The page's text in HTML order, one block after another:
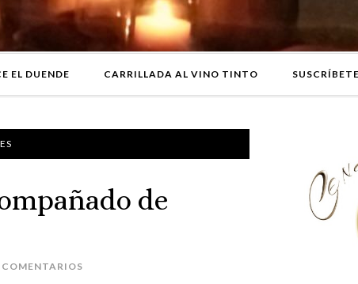
EL DUENDE CARRILLADA AL VINO TINTO SUSCRÍBETE
de
COMENTARIOS